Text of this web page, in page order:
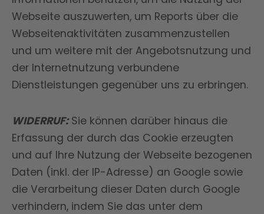
Webseite auszuwerten, um Reports über die
Webseitenaktivitäten zusammenzustellen
und um weitere mit der Angebotsnutzung und
der Internetnutzung verbundene
Dienstleistungen gegenüber uns zu erbringen.
WIDERRUF:Sie können darüber hinaus die
Erfassung der durch das Cookie erzeugten
und auf Ihre Nutzung der Webseite bezogenen
Daten (inkl. der IP-Adresse) an Google sowie
die Verarbeitung dieser Daten durch Google
verhindern, indem Sie das unter dem